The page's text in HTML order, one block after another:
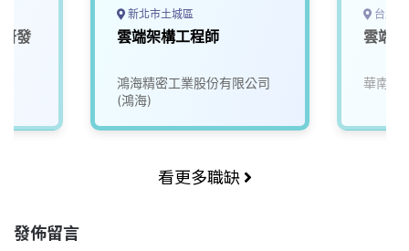
發
新北市土城區
雲端架構工程師
鴻海精密工業股份有限公司
(鴻海)
台北
雲端
華南商
看更多職缺
發佈留言